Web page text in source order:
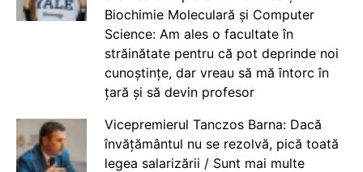
Biochimie Moleculară și Computer
Science: Am ales o facultate în
străinătate pentru că pot deprinde noi
cunoștințe, dar vreau să mă întorc în
țară și să devin profesor
Vicepremierul Tanczos Barna: Dacă
învățământul nu se rezolvă, pică toată
legea salarizării / Sunt mai multe